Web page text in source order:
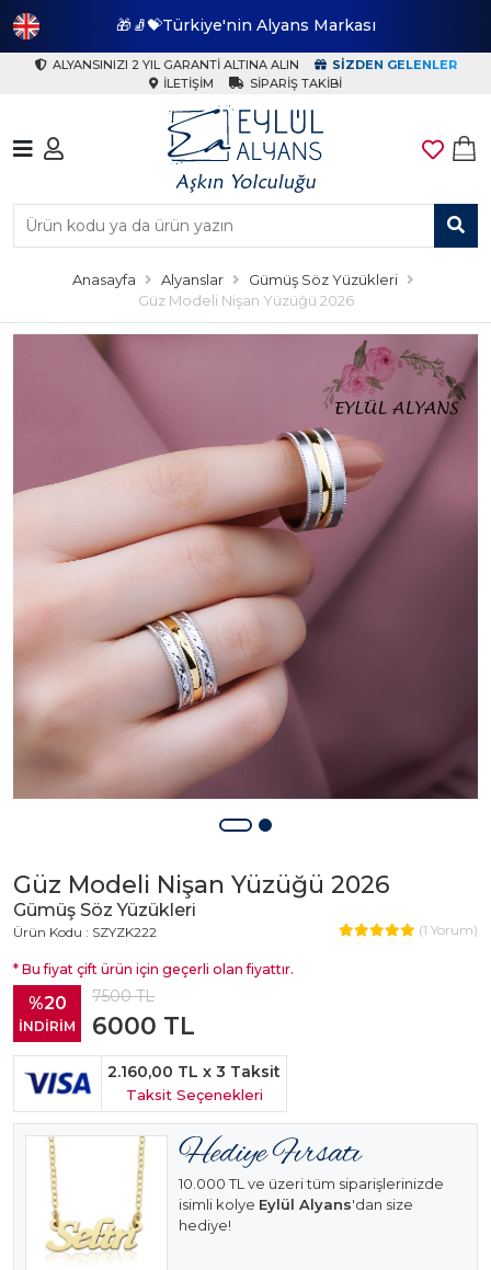
🎁🧦💝Türkiye'nin Alyans Markası
ALYANSINIZI 2 YIL GARANTI ALTINA ALIN
SIZDEN GELENLER
İLETIŞIM
SIPARIŞ TAKIBI
Anasayfa Alyanslar
Gümüş Söz Yüzükleri
Güz Modeli Nişan Yüzüğü 2026
Güz Modeli Nişan Yüzüğü 2026
Gümüş Söz Yüzükleri
Ürün Kodu : SZYZK222 (1 Yorum)
* Bu fiyat çift ürün için geçerli olan fiyattır.
%20
İNDİRİM
7500TL
6000 TL
2.160,00 TL x 3 Taksit
Taksit Seçenekleri
10.000 TL ve üzeri tüm siparişlerinizde
isimli kolye Eylül Alyans'dan size
hediye!